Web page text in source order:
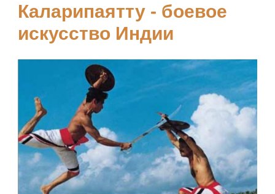
Каларипаятту - боевое
искусство Индии